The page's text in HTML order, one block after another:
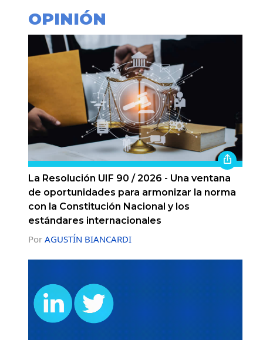
OPINIÓN
La Resolución UIF 90 / 2026 - Una ventana
de oportunidades para armonizar la norma
con la Constitución Nacional y los
estándares internacionales
Por AGUSTÍN BIANCARDI